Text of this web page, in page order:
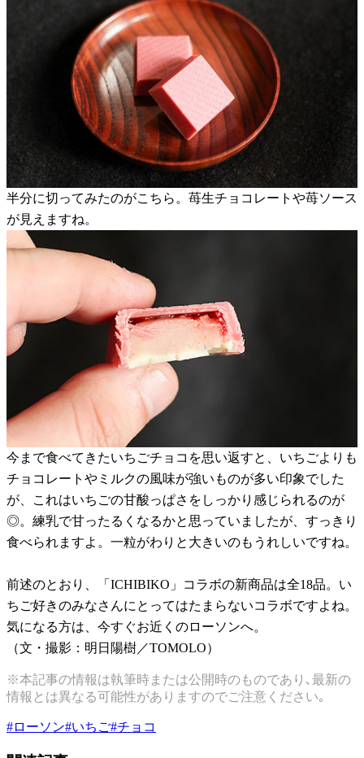
半分に切ってみたのがこちら。苺生チョコレートや苺ソース
が見えますね。
今まで食べてきたいちごチョコを思い返すと、いちごよりも
チョコレートやミルクの風味が強いものが多い印象でした
が、これはいちごの甘酸っぱさをしっかり感じられるのが
◎。練乳で甘ったるくなるかと思っていましたが、すっきり
食べられますよ。一粒がわりと大きいのもうれしいですね。
前述のとおり、「ICHIBIKO」コラボの新商品は全18品。い
ちご好きのみなさんにとってはたまらないコラボですよね。
気になる方は、今すぐお近くのローソンへ。
（文・撮影：明日陽樹／TOMOLO）
※本記事の情報は執筆時または公開時のものであり､最新の
情報とは異なる可能性がありますのでご注意ください｡
#ローソン#いちご#チョコ